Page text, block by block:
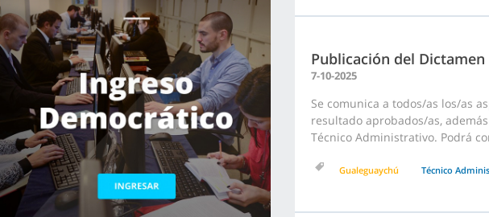
Publicación del
7-10-2025
Se comunica a todos/as los/as
resultado aprobados/as,
Técnico Administrativo. Podrá
Gualeguaychú Técnico